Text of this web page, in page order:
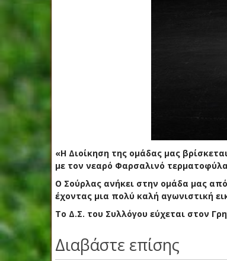
«Η Διοίκηση της ομάδας μας
με τον νεαρό Φαρσαλινό
Ο Σούρλας ανήκει στην ομάδα μας
έχοντας μια πολύ καλή αγωνιστική
Το Δ.Σ. του Συλλόγου εύχεται στον
Διαβάστε επίσης